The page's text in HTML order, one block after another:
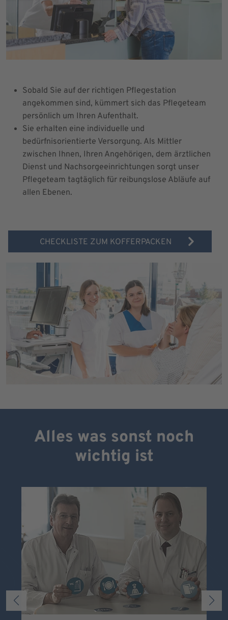
Sobald Sie auf der richtigen Pflegestation
angekommen sind, kümmert sich das Pflegeteam
persönlich um Ihren Aufenthalt.
Sie erhalten eine individuelle und
bedürfnisorientierte Versorgung. Als Mittler
zwischen Ihnen, Ihren Angehörigen, dem ärztlichen
Dienst und Nachsorgeeinrichtungen sorgt unser
Pflegeteam tagtäglich für reibungslose Abläufe auf
allen Ebenen.
CHECKLISTE ZUM KOFFERPACKEN
Alles was sonst noch
wichtig ist